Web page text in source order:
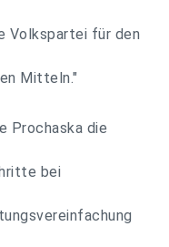
Volkspartei für den
Mitteln."
Prochaska die
bei